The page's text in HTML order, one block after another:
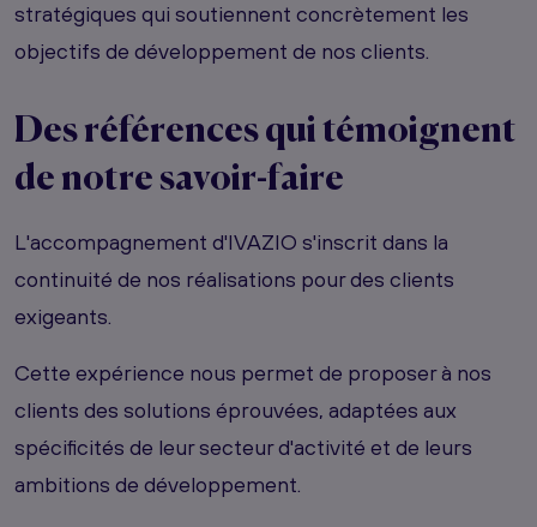
stratégiques qui soutiennent concrètement les
objectifs de développement de nos clients.
Des références qui témoignent
de notre savoir-faire
L'accompagnement d'IVAZIO s'inscrit dans la
continuité de nos réalisations pour des clients
exigeants.
Cette expérience nous permet de proposer à nos
clients des solutions éprouvées, adaptées aux
spécificités de leur secteur d'activité et de leurs
ambitions de développement.